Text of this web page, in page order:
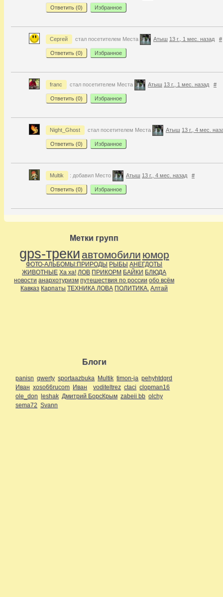
Ответить (0) Избранное
Сергей стал посетителем Места Атыш 13 г., 1 мес. назад #
Ответить (0) Избранное
franc стал посетителем Места Атыш 13 г., 1 мес. назад #
Ответить (0) Избранное
Night_Ghost стал посетителем Места Атыш 13 г., 4 мес.
Ответить (0) Избранное
Multik : добавил Место Атыш 13 г., 4 мес. назад #
Ответить (0) Избранное
Метки групп
gps-треки автомобили юмор
ФОТО-АЛЬБОМЫ:ПРИРОДЫ РЫБЫ АНЕГДОТЫ
ЖИВОТНЫЕ Ха ха! ЛОВ ПРИКОРМ БАЙКИ БЛЮДА
новости анархотуризм путешествия по россии обо всём
Кавказ Карпаты ТЕХНИКА ЛОВА ПОЛИТИКА. Алтай
Блоги
panisn qwerty sportaazbuka Multik timon-ja pehyhtdgrd
Иван xoso66rucom Иван voditeltrez ctaci clopman16
ole_don leshak Дмитрий БорсКрым zabeii bb olchy
sema72 Svann